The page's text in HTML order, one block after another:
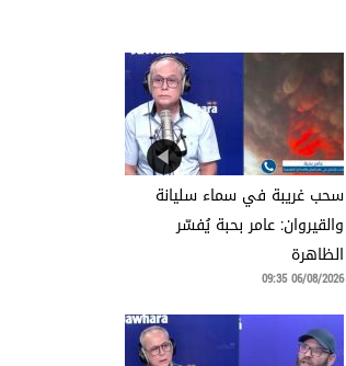
سحب غريبة في سماء سليانة
والقيروان: عامر بحبة يُفسّر
الظاهرة
06/08/2026 09:35